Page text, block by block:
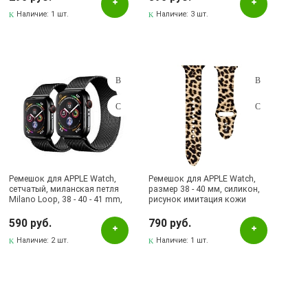
Наличие: 1 шт. Наличие: 3 шт.
Ремешок для APPLE Watch,
сетчатый, миланская петля
Milano Loop, 38 - 40 - 41 mm,
590 руб.
Наличие: 2 шт.
Ремешок для APPLE Watch,
размер 38 - 40 мм, силикон,
рисунок имитация кожи
790 руб.
Наличие: 1 шт.